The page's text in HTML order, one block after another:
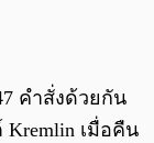
คำสั่งด้วยกัน
Kremlin เมื่อคืน